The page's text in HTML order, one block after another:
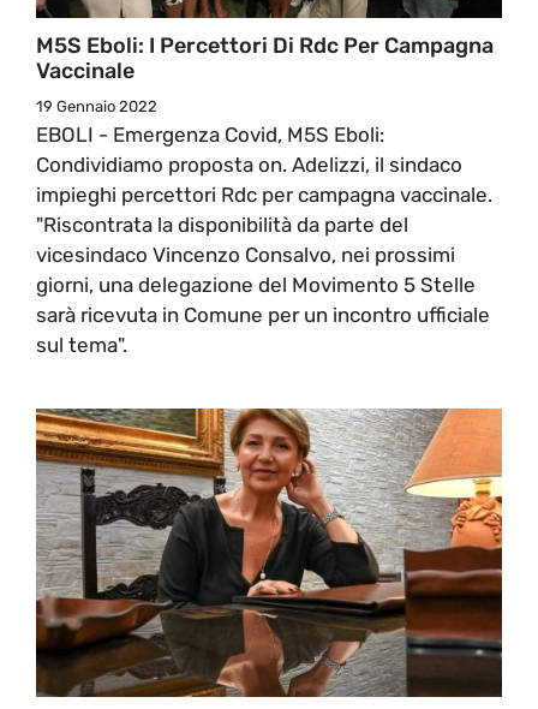
M5S Eboli: I Percettori Di Rdc Per Campagna
Vaccinale
19 Gennaio 2022
EBOLI - Emergenza Covid, M5S Eboli:
Condividiamo proposta on. Adelizzi, il sindaco
impieghi percettori Rdc per campagna vaccinale.
"Riscontrata la disponibilità da parte del
vicesindaco Vincenzo Consalvo, nei prossimi
giorni, una delegazione del Movimento 5 Stelle
sarà ricevuta in Comune per un incontro ufficiale
sul tema".